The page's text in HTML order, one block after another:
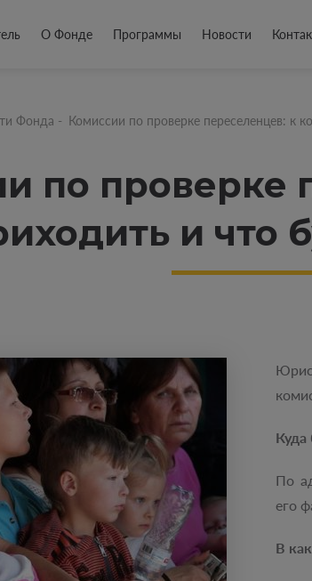
О Фонде Программы Новости
Фонда - Комиссии по проверке переселенцев: к
по проверке
и что
Куда
По
его
В